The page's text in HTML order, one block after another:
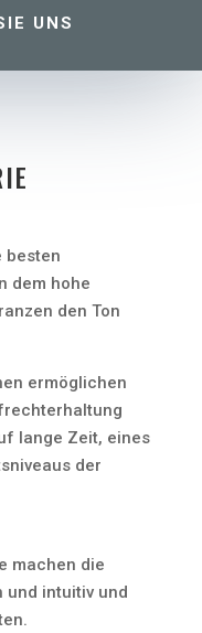
UNS
besten
dem hohe
den Ton
ermöglichen
lange Zeit, eines
der
machen die
und intuitiv und